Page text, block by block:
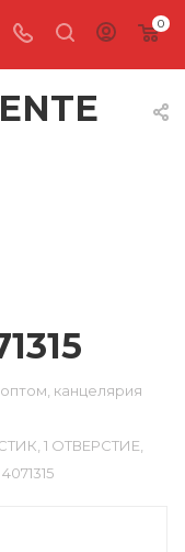
0
канцелярия
1 ОТВЕРСТИЕ,